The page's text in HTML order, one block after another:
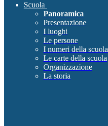
Scuola
Panoramica
Presentazione
I luoghi
Le persone
I numeri della scuola
Le carte della scuola
Organizzazione
La storia